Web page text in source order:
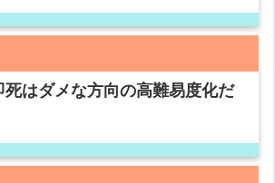
死はダメな方向の高難易度化だ